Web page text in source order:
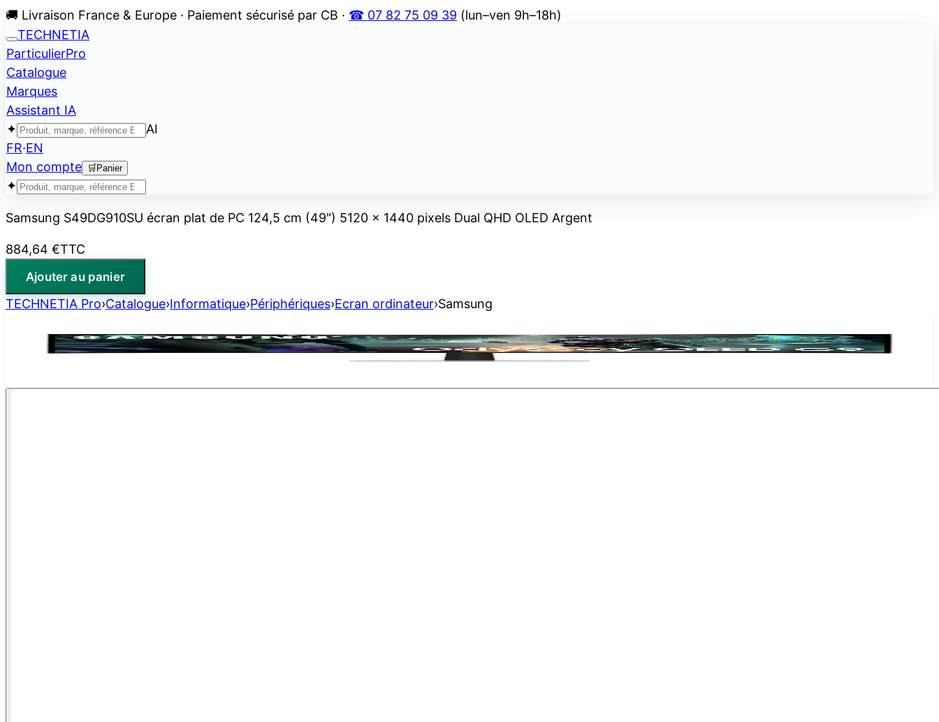
🚚 Livraison France & Europe · Paiement sécurisé par CB · ☎ 07 82 75 09 39 (lun–ven 9h–18h)
TECHNETIA
ParticulierPro
Catalogue
Marques
Assistant IA
✦
AI
FR·EN
Mon compte
🛒 Panier
✦
Samsung S49DG910SU écran plat de PC 124,5 cm (49") 5120 x 1440 pixels Dual QHD OLED Argent
884,64 €TTC
Ajouter au panier
TECHNETIA Pro›Catalogue›Informatique›Périphériques›Ecran ordinateur›Samsung